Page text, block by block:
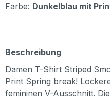
Farbe: Dunkelblau mit
Beschreibung
Damen T-Shirt Striped
Print Spring break!
femininen V-Ausschnitt.